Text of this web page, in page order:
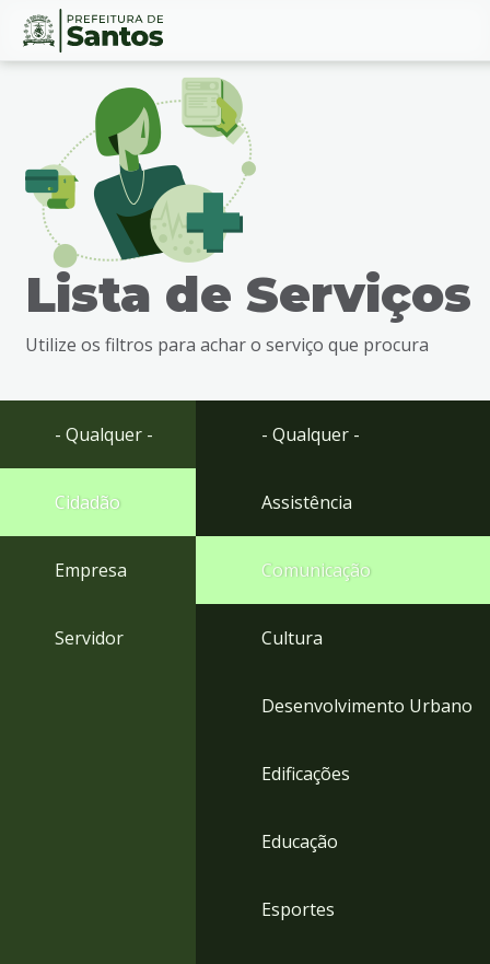
Ir
busca
Ir
rodapé
Conteúdo
Lista de Serviços
Utilize os filtros para achar o serviço que procura
- Qualquer -
Cidadão
Empresa
Servidor
- Qualquer -
Assistência
Comunicação
Cultura
Desenvolvimento Urbano
Edificações
Educação
Esportes